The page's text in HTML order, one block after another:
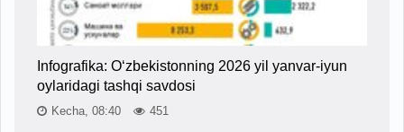
Infografika: O‘zbekistonning 2026 yil yanvar-iyun
oylaridagi tashqi savdosi
Kecha, 08:40 451